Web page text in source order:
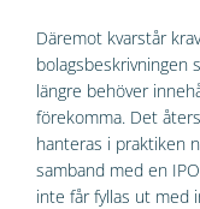
Däremot kvarstår
bolagsbeskrivningen
längre behöver
förekomma. Det
hanteras i praktiken
samband med en
inte får fyllas ut med